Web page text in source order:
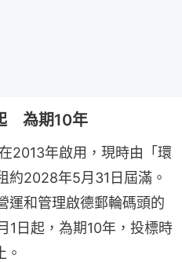
為期10年
2013年啟用，現時由「環
約2028年5月31日屆滿。
運和管理啟德郵輪碼頭的
1日起，為期10年，投標時